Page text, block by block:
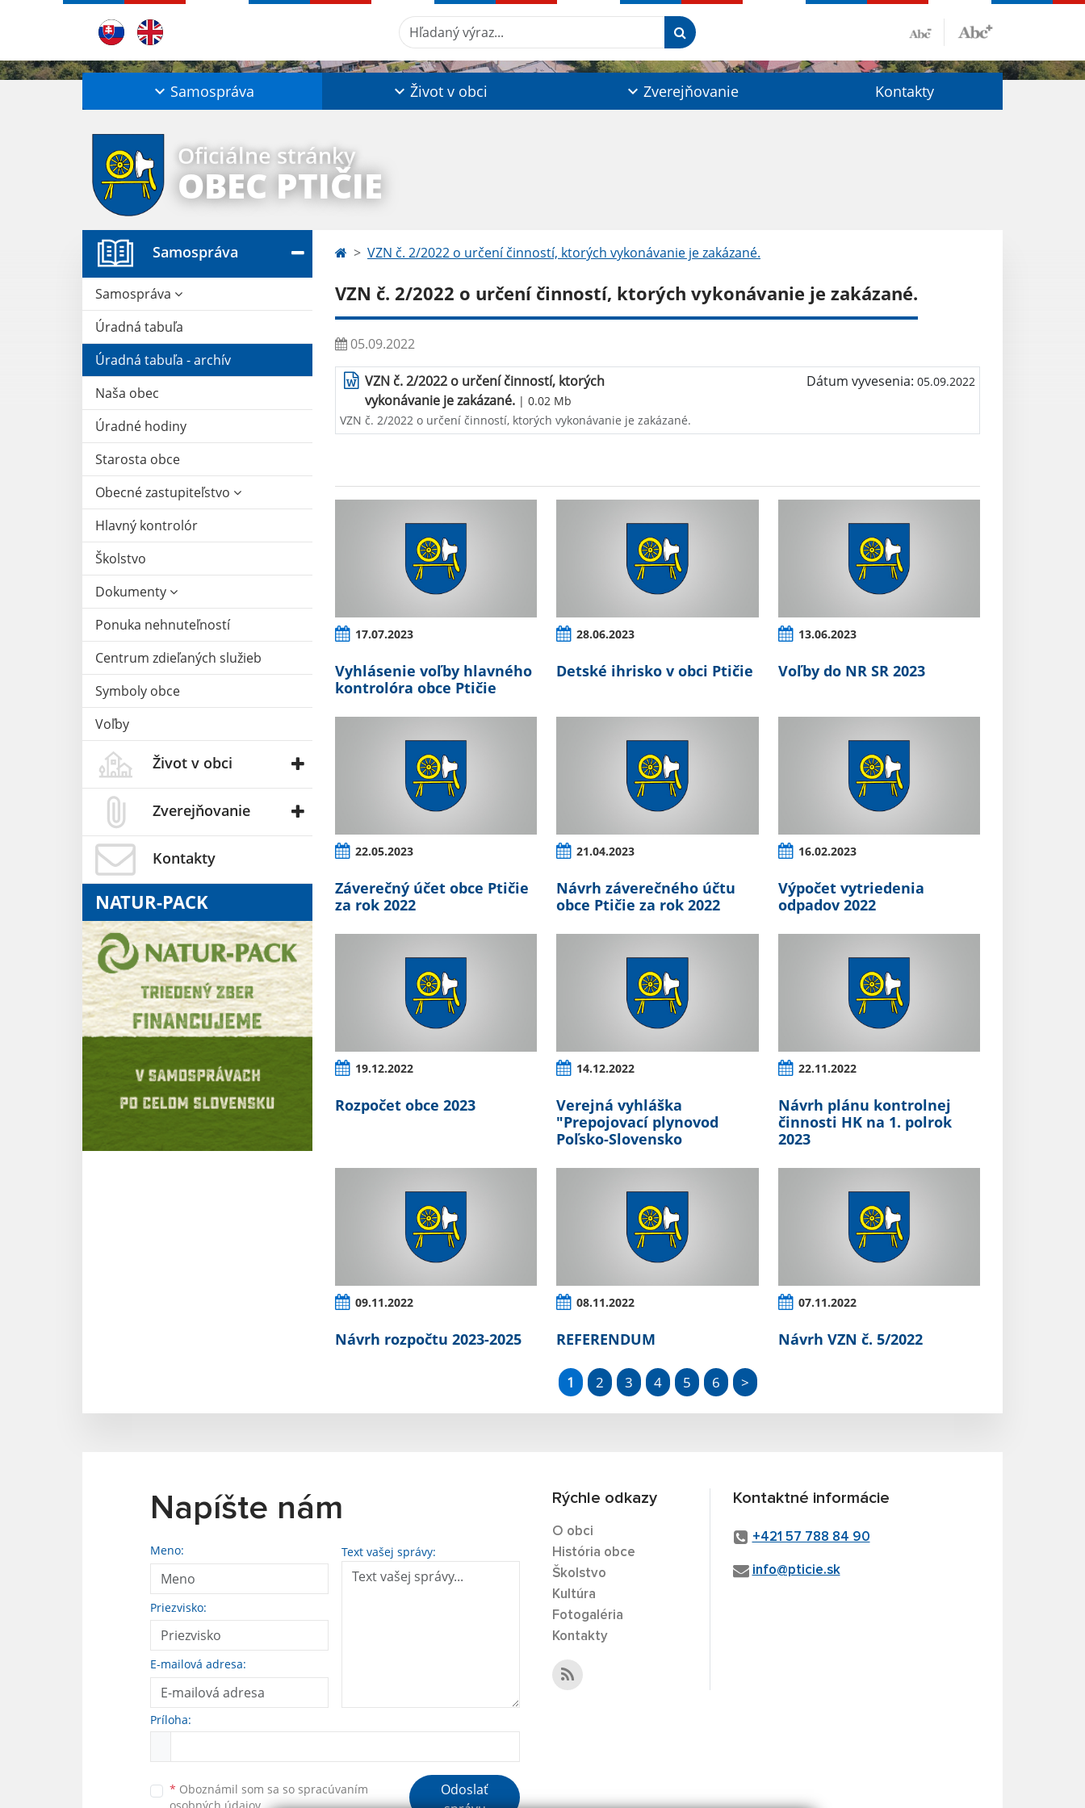
Hľadaný výraz...
Samospráva Život v obci Zverejňovanie Kontakty
Oficiálne stránky
OBEC PTIČIE
Samospráva
Samospráva
Úradná tabuľa
Úradná tabuľa - archív
Naša obec
Úradné hodiny
Starosta obce
Obecné zastupiteľstvo
Hlavný kontrolór
Školstvo
Dokumenty
Ponuka nehnuteľností
Centrum zdieľaných služieb
Symboly obce
Voľby
Život v obci
Zverejňovanie
Kontakty
NATUR-PACK
VZN č. 2/2022 o určení činností, ktorých vykonávanie je zakázané.
VZN č. 2/2022 o určení činností, ktorých vykonávanie je zakázané.
05.09.2022
VZN č. 2/2022 o určení činností, ktorých
vykonávanie je zakázané. | 0.02 Mb
Dátum vyvesenia: 05.09.2022
VZN č. 2/2022 o určení činností, ktorých vykonávanie je zakázané.
17.07.2023
Vyhlásenie voľby hlavného
kontrolóra obce Ptičie
28.06.2023
Detské ihrisko v obci Ptičie
13.06.2023
Voľby do NR SR 2023
22.05.2023
Záverečný účet obce Ptičie
za rok 2022
21.04.2023
Návrh záverečného účtu
obce Ptičie za rok 2022
16.02.2023
Výpočet vytriedenia
odpadov 2022
19.12.2022
Rozpočet obce 2023
14.12.2022
Verejná vyhláška
"Prepojovací plynovod
Poľsko-Slovensko
22.11.2022
Návrh plánu kontrolnej
činnosti HK na 1. polrok
2023
09.11.2022
Návrh rozpočtu 2023-2025
08.11.2022
REFERENDUM
07.11.2022
Návrh VZN č. 5/2022
1 2 3 4 5 6 >
Napíšte nám
Meno:
Priezvisko:
E-mailová adresa:
Text vašej správy:
Príloha:
* Oboznámil som sa so spracúvaním
osobných údajov
Odoslať
Rýchle odkazy
O obci
História obce
Školstvo
Kultúra
Fotogaléria
Kontakty
Kontaktné informácie
+421 57 788 84 90
info@pticie.sk